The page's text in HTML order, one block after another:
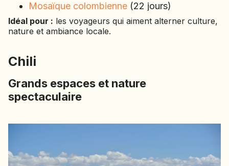
Mosaïque colombienne (22 jours)
Idéal pour : les voyageurs qui aiment alterner culture,
nature et ambiance locale.
Chili
Grands espaces et nature
spectaculaire